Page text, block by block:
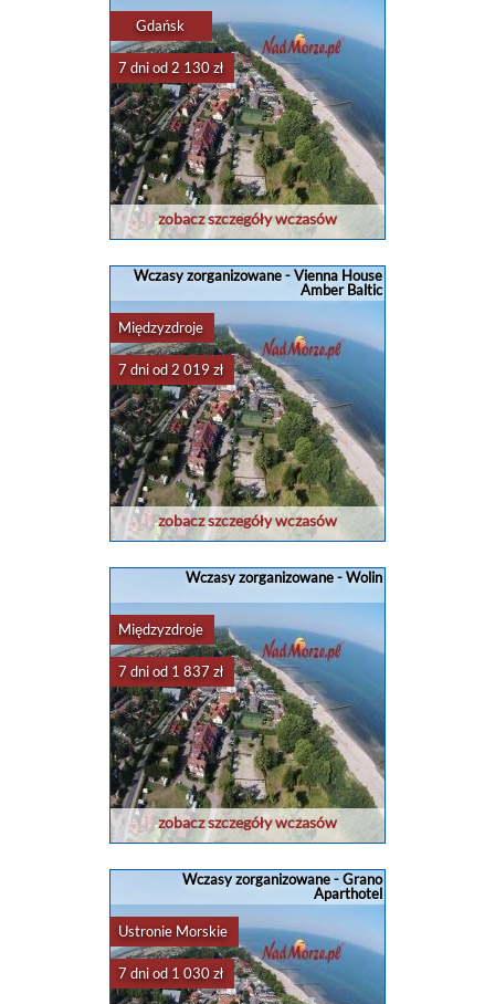
Gdańsk
7 dni od 2 130 zł
zobacz szczegóły wczasów
Wczasy zorganizowane - Vienna House
Amber Baltic
Międzyzdroje
7 dni od 2 019 zł
zobacz szczegóły wczasów
Wczasy zorganizowane - Wolin
Międzyzdroje
7 dni od 1 837 zł
zobacz szczegóły wczasów
Wczasy zorganizowane - Grano
Aparthotel
Ustronie Morskie
7 dni od 1 030 zł